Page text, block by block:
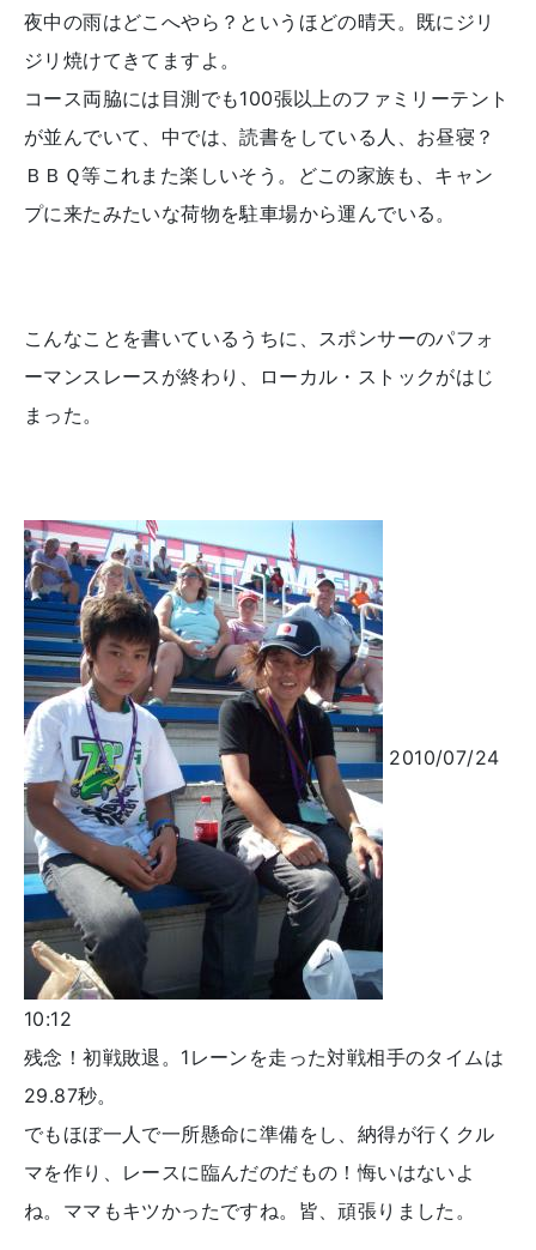
夜中の雨はどこへやら？というほどの晴天。既にジリ
ジリ焼けてきてますよ。
コース両脇には目測でも100張以上のファミリーテント
が並んでいて、中では、読書をしている人、お昼寝？
ＢＢＱ等これまた楽しいそう。どこの家族も、キャン
プに来たみたいな荷物を駐車場から運んでいる。
こんなことを書いているうちに、スポンサーのパフォ
ーマンスレースが終わり、ローカル・ストックがはじ
まった。
2010/07/24
10:12
残念！初戦敗退。1レーンを走った対戦相手のタイムは
29.87秒。
でもほぼ一人で一所懸命に準備をし、納得が行くクル
マを作り、レースに臨んだのだもの！悔いはないよ
ね。ママもキツかったですね。皆、頑張りました。